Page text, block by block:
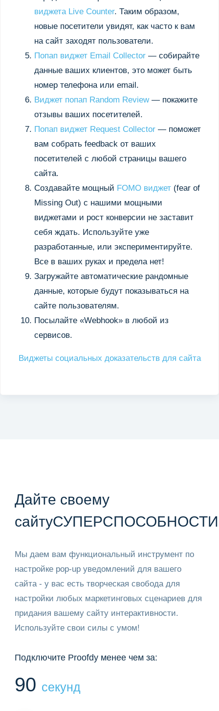
виджета Live Counter. Таким образом,
новые посетители увидят, как часто к вам
на сайт заходят пользователи.
Попап виджет Email Collector — собирайте
данные ваших клиентов, это может быть
номер телефона или email.
Виджет попап Random Review— покажите
отзывы ваших посетителей.
Попап виджет Request Collector — поможет
вам собрать feedback от ваших
посетителей с любой страницы вашего
сайта.
Создавайте мощный FOMO виджет (fear of
Missing Out) с нашими мощными
виджетами и рост конверсии не заставит
себя ждать. Используйте уже
разработанные, или экспериментируйте.
Все в ваших руках и предела нет!
Загружайте автоматические рандомные
данные, которые будут показываться на
сайте пользователям.
Посылайте «Webhook» в любой из
сервисов.
Виджеты социальных доказательств для сайта
Дайте своему
сайту
Мы даем вам функциональный инструмент по
настройке pop-up уведомлений для вашего
сайта - у вас есть творческая свобода для
настройки любых маркетинговых сценариев для
придания вашему сайту интерактивности.
Используйте свои силы с умом!
Подключите Proofdy менее чем за:
90 секунд